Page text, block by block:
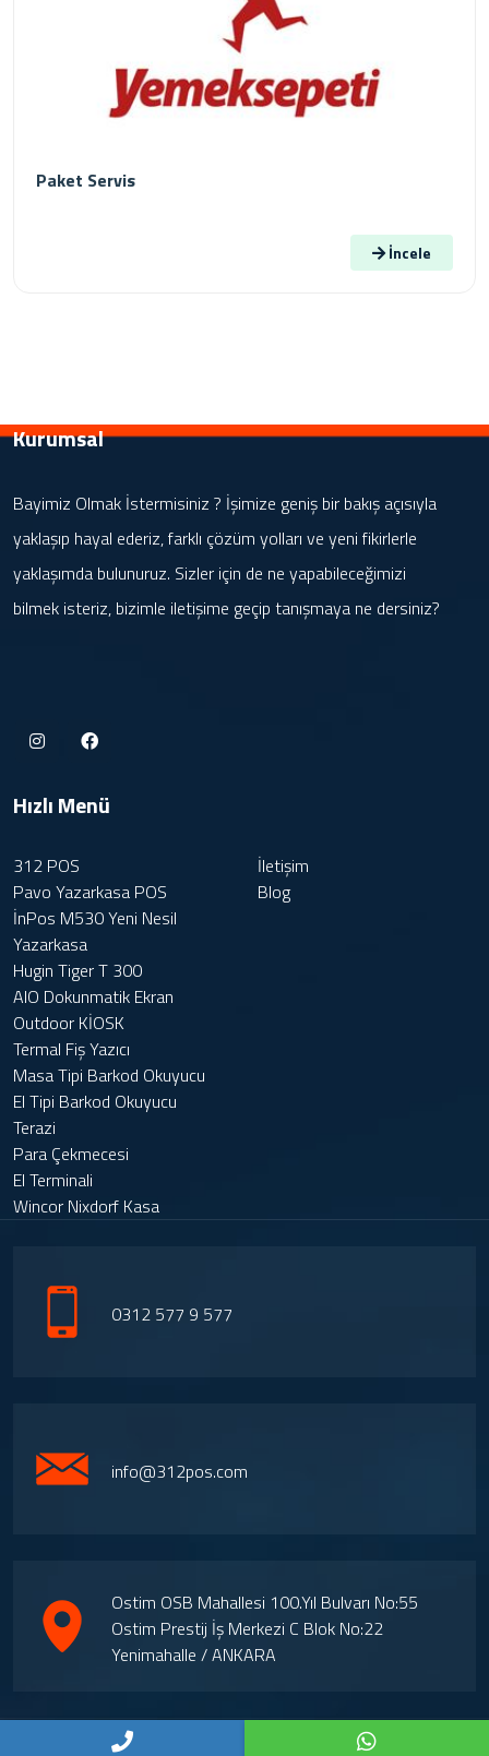
Paket Servis
İncele
Kurumsal
Bayimiz Olmak İstermisiniz ? İşimize geniş bir bakış açısıyla
yaklaşıp hayal ederiz, farklı çözüm yolları ve yeni fikirlerle
yaklaşımda bulunuruz. Sizler için de ne yapabileceğimizi
bilmek isteriz, bizimle iletişime geçip tanışmaya ne dersiniz?
Hızlı Menü
312 POS
Pavo Yazarkasa POS
İnPos M530 Yeni Nesil
Yazarkasa
Hugin Tiger T 300
AIO Dokunmatik Ekran
Outdoor KİOSK
Termal Fiş Yazıcı
Masa Tipi Barkod Okuyucu
El Tipi Barkod Okuyucu
Terazi
Para Çekmecesi
El Terminali
Wincor Nixdorf Kasa
İletişim
Blog
0312 577 9 577
info@312pos.com
Ostim OSB Mahallesi 100.Yıl Bulvarı No:55
Ostim Prestij İş Merkezi C Blok No:22
Yenimahalle / ANKARA
Copyright © 2024. Her Hakkı Saklıdır. kopyalanması, çoğaltılması